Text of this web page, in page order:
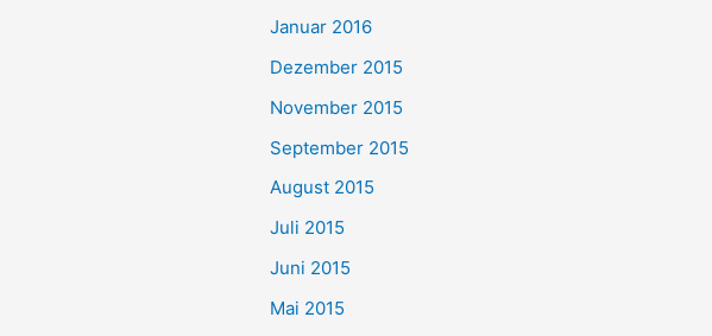
Januar 2016
Dezember 2015
November 2015
September 2015
August 2015
Juli 2015
Juni 2015
Mai 2015